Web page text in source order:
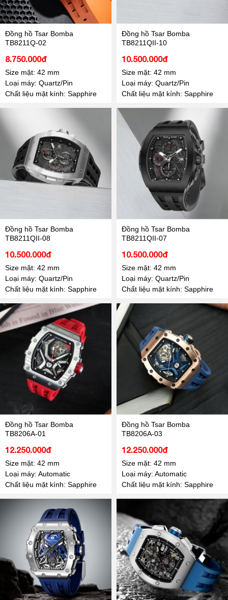
Đồng hồ Tsar Bomba
TB8211Q-02
8.750.000đ
Size mặt: 42 mm
Loại máy: Quartz/Pin
Chất liệu mặt kính: Sapphire
Đồng hồ Tsar Bomba
TB8211QII-10
10.500.000đ
Size mặt: 42 mm
Loại máy: Quartz/Pin
Chất liệu mặt kính: Sapphire
Đồng hồ Tsar Bomba
TB8211QII-08
10.500.000đ
Size mặt: 42 mm
Loại máy: Quartz/Pin
Chất liệu mặt kính: Sapphire
Đồng hồ Tsar Bomba
TB8211QII-07
10.500.000đ
Size mặt: 42 mm
Loại máy: Quartz/Pin
Chất liệu mặt kính: Sapphire
Đồng hồ Tsar Bomba
TB8206A-01
12.250.000đ
Size mặt: 42 mm
Loại máy: Automatic
Chất liệu mặt kính: Sapphire
Đồng hồ Tsar Bomba
TB8206A-03
12.250.000đ
Size mặt: 42 mm
Loại máy: Automatic
Chất liệu mặt kính: Sapphire